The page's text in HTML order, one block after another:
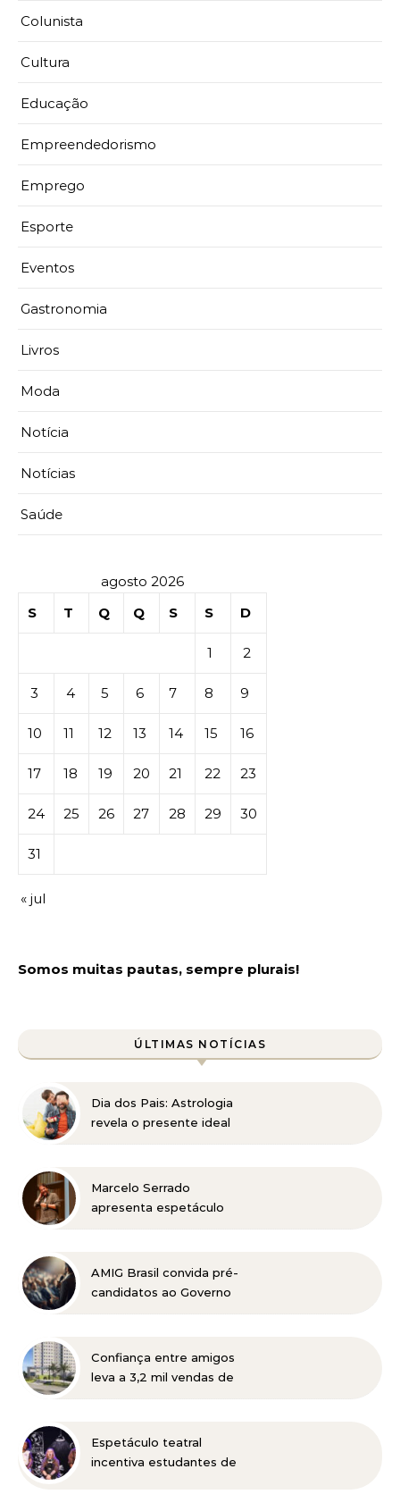
Colunista
Cultura
Educação
Empreendedorismo
Emprego
Esporte
Eventos
Gastronomia
Livros
Moda
Notícia
Notícias
Saúde
agosto 2026
S
T Q Q S S D
1 2
3 4 5 6 7 8 9
10 11 12 13 14 15 16
17 18 19 20 21 22 23
24 25 26 27 28 29 30
31
« jul
Somos muitas pautas, sempre plurais!
ÚLTIMAS NOTÍCIAS
Dia dos Pais: Astrologia
revela o presente ideal
Marcelo Serrado
apresenta espetáculo
AMIG Brasil convida pré-
candidatos ao Governo
para os municípios
mineradores e afetados
Confiança entre amigos
leva a 3,2 mil vendas de
Espetáculo teatral
incentiva estudantes de